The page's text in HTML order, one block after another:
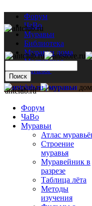
Форум
ЧаВо
Муравьи
Библиотека
Муравьи дома
Мастерская
Каталог
antclub.ru
Форум
ЧаВо
Муравьи
Атлас
Строение
муравья
Муравейник в
разрезе
Таблица лёта
Методы
изучения